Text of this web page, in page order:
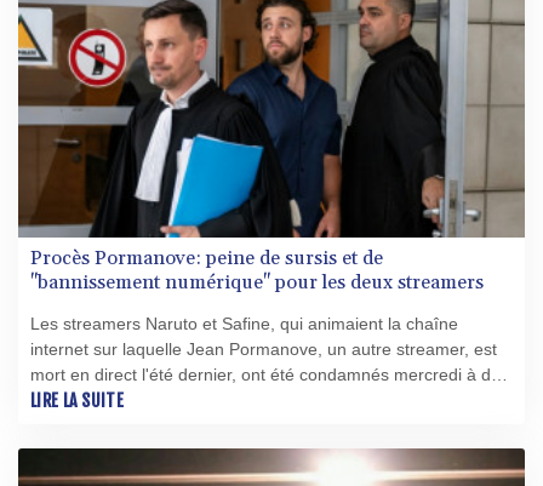
Procès Pormanove: peine de sursis et de
"bannissement numérique" pour les deux streamers
Les streamers Naruto et Safine, qui animaient la chaîne
internet sur laquelle Jean Pormanove, un autre streamer, est
mort en direct l'été dernier, ont été condamnés mercredi à des
peines de prison avec sursis pour des violences et humiliations
LIRE LA SUITE